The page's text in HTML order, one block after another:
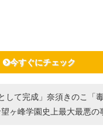
今すぐにチェック
て完成」奈須きのこ「
ヶ峰学園史上最大最悪